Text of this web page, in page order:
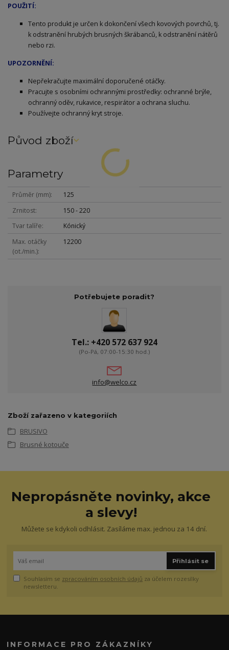
POUŽITÍ:
Tento produkt je určen k dokončení všech kovových povrchů, tj.
k odstranění hrubých brusných škrábanců, k odstranění nátěrů
nebo rzi.
UPOZORNĚNÍ:
Nepřekračujte maximální doporučené otáčky.
Pracujte s osobními ochrannými prostředky: ochranné brýle,
ochranný oděv, rukavice, respirátor a ochrana sluchu.
Používejte ochranný kryt stroje.
Původ zboží
Parametry
Průměr (mm)
125
Zrnitost
150 - 220
Tvar talíře
Kónický
Max. otáčky
(ot./min.)
12200
Potřebujete poradit?
Tel.: +420 572 637 924
(Po-Pá, 07:00-15:30 hod.)
info@welco.cz
Zboží zařazeno v kategoriích
BRUSIVO
Brusné kotouče
Nepropásněte novinky, akce
a slevy!
Můžete se kdykoli odhlásit. Zasíláme max. jednou za 14 dní.
Přihlásit se
Souhlasím se zpracováním osobních údajů za účelem rozesílky
newsletteru.
INFORMACE PRO ZÁKAZNÍKY